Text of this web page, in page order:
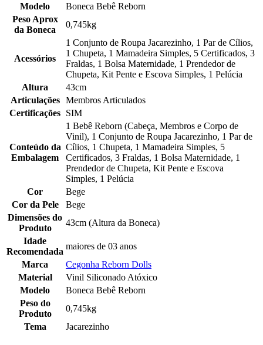
Modelo
Boneca Bebê Reborn
Peso Aprox
da Boneca
0,745kg
Acessórios
1 Conjunto de Roupa Jacarezinho, 1 Par de Cílios,
1 Chupeta, 1 Mamadeira Simples, 5 Certificados, 3
Fraldas, 1 Bolsa Maternidade, 1 Prendedor de
Chupeta, Kit Pente e Escova Simples, 1 Pelúcia
Altura
43cm
Articulações
Membros Articulados
Certificações SIM
Conteúdo da
Embalagem
1 Bebê Reborn (Cabeça, Membros e Corpo de
Vinil), 1 Conjunto de Roupa Jacarezinho, 1 Par de
Cílios, 1 Chupeta, 1 Mamadeira Simples, 5
Certificados, 3 Fraldas, 1 Bolsa Maternidade, 1
Prendedor de Chupeta, Kit Pente e Escova
Simples, 1 Pelúcia
Cor
Bege
Cor da Pele
Bege
Dimensões do
Produto
43cm (Altura da Boneca)
Idade
Recomendada
maiores de 03 anos
Marca
Cegonha Reborn Dolls
Material
Vinil Siliconado Atóxico
Modelo
Boneca Bebê Reborn
Peso do
Produto
0,745kg
Tema
Jacarezinho